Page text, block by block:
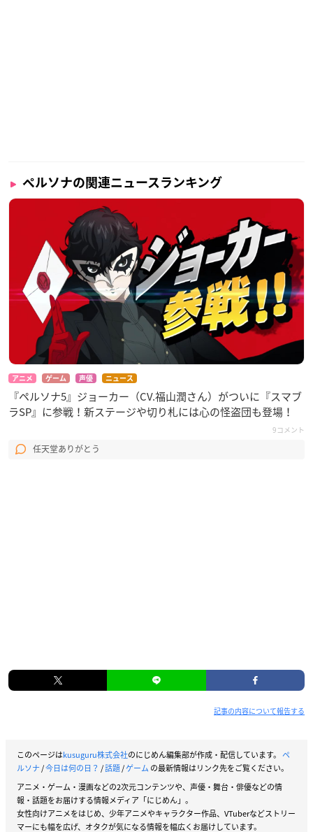
ペルソナの関連ニュースランキング
アニメ ゲーム 声優 ニュース
『ペルソナ5』ジョーカー（CV.福山潤さん）がついに『スマブ
ラSP』に参戦！新ステージや切り札には心の怪盗団も登場！
9コメント
任天堂ありがとう
記事の内容について報告する
このページはkusuguru株式会社のにじめん編集部が作成・配信しています。 ペ
ルソナ/今日は何の日？ /話題/ゲーム の最新情報はリンク先をご覧ください。
アニメ・ゲーム・漫画などの2次元コンテンツや、声優・舞台・俳優などの情
報・話題をお届けする情報メディア「にじめん」。
女性向けアニメをはじめ、少年アニメやキャラクター作品、VTuberなどストリー
マーにも幅を広げ、オタクが気になる情報を幅広くお届けしています。